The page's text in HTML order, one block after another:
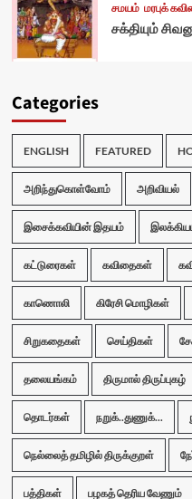
சமயம் மரபுக்
சக்தியும்
Categories
ENGLISH FEATURED
அறிந்துகொள்வோம் அறிவியல்
இசைக்கவியின் இதயம்
கட்டுரைகள் கவிதைகள்
காணொலி கிரேசி மொழிகள்
சிறுகதைகள் செய்திகள்
தலையங்கம் திருமால் திருப்புகழ்
தொடர்கள் நறுக்..துணுக்...
நெல்லைத் தமிழில் திருக்குறள்
பத்திகள் பழகத் தெரிய வேணும்